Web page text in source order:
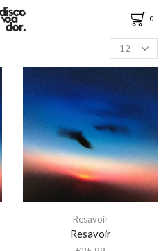
0
Resavoir
Resavoir